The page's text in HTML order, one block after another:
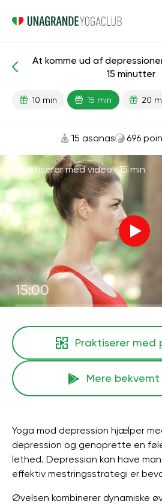
Færdiglavede lektioner
At komme ud af
15 minutter
10 min 15 min 20
15 asanas 696
Praktiserer med video ·15 min
15:00
Praktiserer med
Mere
Yoga mod depression hjælper
depression og genoprette en
lethed. Depression kan have
effektiv mestringsstrategi er
Øvelsen kombinerer dynamiske